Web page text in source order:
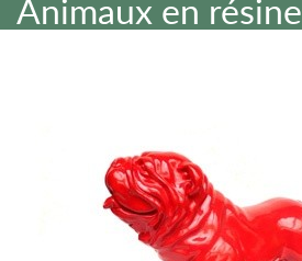
Animaux en résine